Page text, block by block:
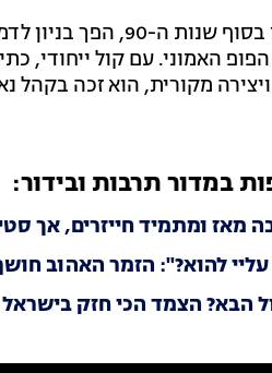
מאז פרץ לחיינו
האמוני. עם קול ייחודי,
מקורית, הוא זכה בקהל
במדור תרבות ובידור:
מאז ומתמיד חייזרים, אך
להוא?": הזמר האהוב
הבא? הצמד הכי חזק בישראל